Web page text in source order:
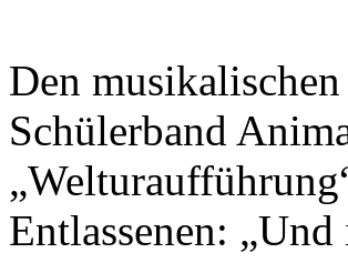
Den
Schülerband
Entlassenen: